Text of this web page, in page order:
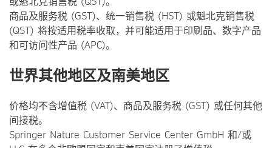
商品及服务税 (GST)、统一销售税 (HST) 或魁北克销售税
(QST) 将按适用税率收取，并可能适用于印刷品、数字产品
和可访问性产品 (APC)。
世界其他地区及南美地区
价格均不含增值税 (VAT)、商品及服务税 (GST) 或任何其他
间接税。
Springer Nature Customer Service Center GmbH 和/或